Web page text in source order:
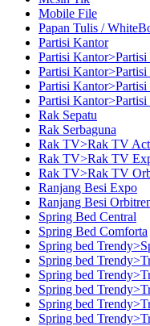
Mobile File
Papan Tulis /
Partisi Kantor
Partisi
Partisi
Partisi
Partisi
Rak Sepatu
Rak Serbaguna
Rak TV>Rak TV
Rak TV>Rak TV
Rak TV>Rak TV
Ranjang Besi Expo
Ranjang Besi
Spring Bed Central
Spring Bed Comforta
Spring bed
Spring bed
Spring bed
Spring bed
Spring bed
Spring bed